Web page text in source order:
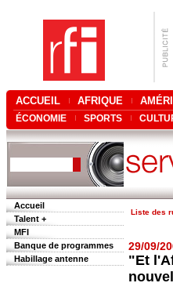
ACCUEIL AFRIQUE
ÉCONOMIE SPORTS
Accueil
Talent +
MFI
Banque de programmes
Habillage antenne
Liste des
29/09/
"Et